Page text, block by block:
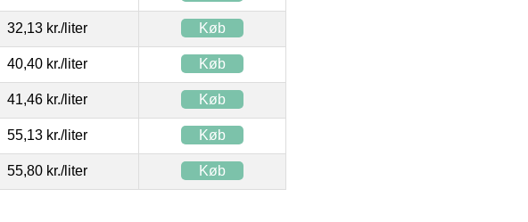
32,13 kr./liter Køb
40,40 kr./liter Køb
41,46 kr./liter Køb
55,13 kr./liter Køb
55,80 kr./liter Køb